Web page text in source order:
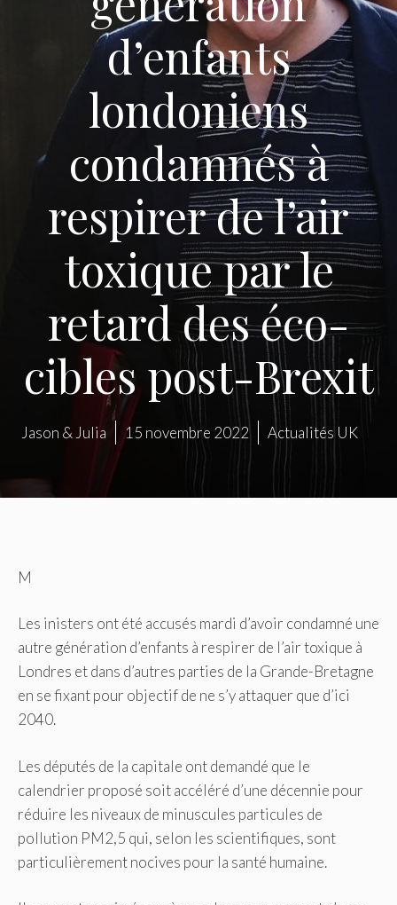
d’enfants
londoniens
condamnés à
respirer de l’air
toxique par le
retard des éco-
cibles post-Brexit
Jason & Julia 15 novembre 2022 Actualités UK
M
Les inisters ont été accusés mardi d’avoir condamné une
autre génération d’enfants à respirer de l’air toxique à
Londres et dans d’autres parties de la Grande-Bretagne
en se fixant pour objectif de ne s’y attaquer que d’ici
2040.
Les députés de la capitale ont demandé que le
calendrier proposé soit accéléré d’une décennie pour
réduire les niveaux de minuscules particules de
pollution PM2,5 qui, selon les scientifiques, sont
particulièrement nocives pour la santé humaine.